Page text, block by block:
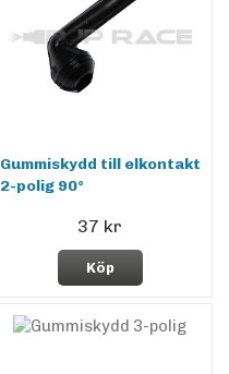
Gummiskydd till elkontakt
2-polig 90°
37 kr
Köp